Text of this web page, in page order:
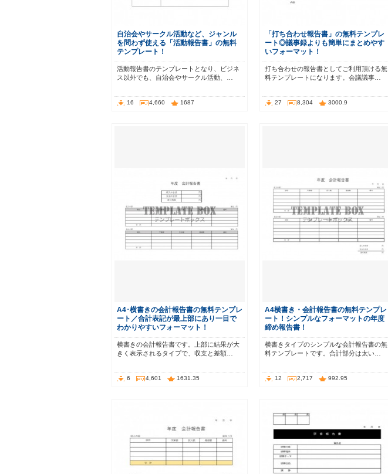
自治会やサークル活動など、ジャンル
を問わず使える「活動報告書」の無料
テンプレート！
活動報告書のテンプレートとなり、ビジネ
ス以外でも、自治会やサークル活動、…
16 4,660 1687
「打ち合わせ報告書」の無料テンプレ
ート◎議事録よりも簡単にまとめやす
いフォーマット！
打ち合わせの報告書としてご利用頂ける無
料テンプレートになります。会議議事…
27 8,304 3000.9
A4･横書きの会計報告書の無料テンプレ
ート／合計表記が最上部にあり一目で
わかりやすいフォーマット！
横書きの会計報告書です。上部に結果が大
きく表示されるタイプで、収支と差額…
6 4,601 1631.35
A4横書き・会計報告書の無料テンプレ
ート！シンプルなフォーマットの年度
締め報告書！
横書きタイプのシンプルな会計報告書の無
料テンプレートです。合計部分は太い…
12 2,717 992.95